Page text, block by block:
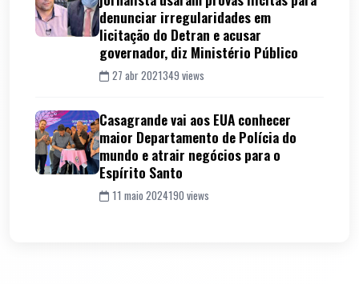
denunciar irregularidades em
licitação do Detran e acusar
governador, diz Ministério Público
27 abr 2021349 views
Casagrande vai aos EUA conhecer
maior Departamento de Polícia do
mundo e atrair negócios para o
Espírito Santo
11 maio 2024190 views